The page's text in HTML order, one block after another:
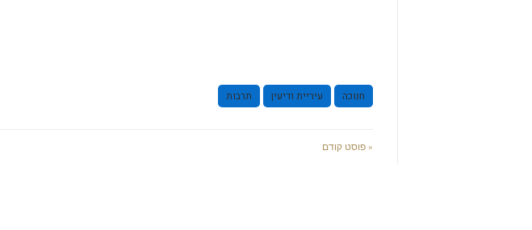
חנוכה עיריית ודיעין תרבות
« פוסט קודם